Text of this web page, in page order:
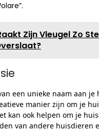
Zijn Vleugel Zo
een unieke naam aan je
manier zijn om je
kan ook helpen om je
van andere huisdieren